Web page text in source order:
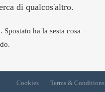
di qualcos'altro.
ha la sesta cosa
Cookies Terms & Conditions